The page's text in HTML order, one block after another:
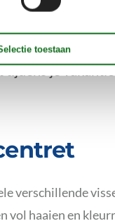
haven van
tijdens je
verschillende
haaien en